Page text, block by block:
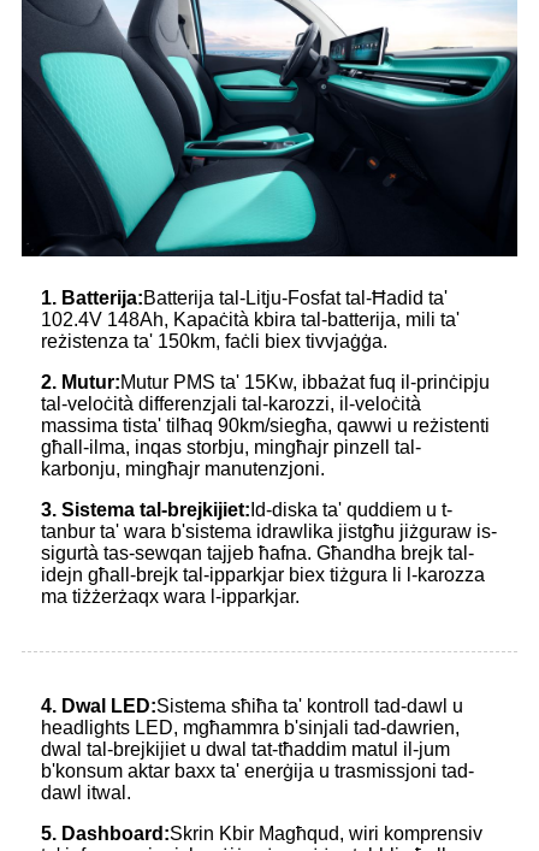
1. Batterija:Batterija tal-Litju-Fosfat tal-Ħadid ta'
102.4V 148Ah, Kapaċità kbira tal-batterija, mili ta'
reżistenza ta' 150km, faċli biex tivvjaġġa.
2. Mutur:Mutur PMS ta' 15Kw, ibbażat fuq il-prinċipju
tal-veloċità differenzjali tal-karozzi, il-veloċità
massima tista' tilħaq 90km/siegħa, qawwi u reżistenti
għall-ilma, inqas storbju, mingħajr pinzell tal-
karbonju, mingħajr manutenzjoni.
3. Sistema tal-brejkijiet: Id-diska ta' quddiem u t-
tanbur ta' wara b'sistema idrawlika jistgħu jiżguraw is-
sigurtà tas-sewqan tajjeb ħafna. Għandha brejk tal-
idejn għall-brejk tal-ipparkjar biex tiżgura li l-karozza
ma tiżżerżaqx wara l-ipparkjar.
4. Dwal LED:Sistema sħiħa ta' kontroll tad-dawl u
headlights LED, mgħammra b'sinjali tad-dawrien,
dwal tal-brejkijiet u dwal tat-tħaddim matul il-jum
b'konsum aktar baxx ta' enerġija u trasmissjoni tad-
dawl itwal.
5. Dashboard:Skrin Kbir Magħqud, wiri komprensiv